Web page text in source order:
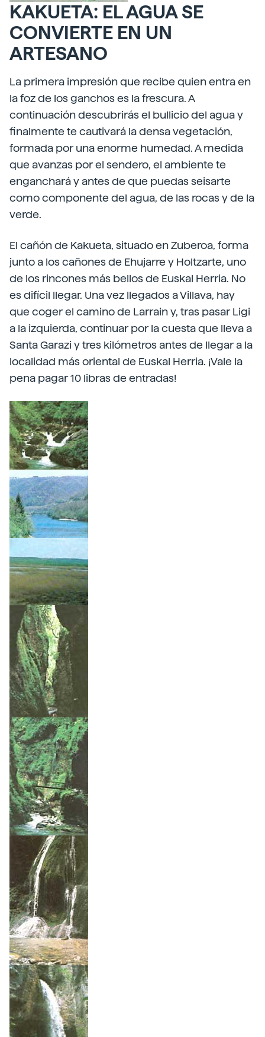
KAKUETA: EL AGUA SE
CONVIERTE EN UN
ARTESANO
La primera impresión que recibe quien entra en
la foz de los ganchos es la frescura. A
continuación descubrirás el bullicio del agua y
finalmente te cautivará la densa vegetación,
formada por una enorme humedad. A medida
que avanzas por el sendero, el ambiente te
enganchará y antes de que puedas seisarte
como componente del agua, de las rocas y de la
verde.
El cañón de Kakueta, situado en Zuberoa, forma
junto a los cañones de Ehujarre y Holtzarte, uno
de los rincones más bellos de Euskal Herria. No
es difícil llegar. Una vez llegados a Villava, hay
que coger el camino de Larrain y, tras pasar Ligi
a la izquierda, continuar por la cuesta que lleva a
Santa Garazi y tres kilómetros antes de llegar a la
localidad más oriental de Euskal Herria. ¡Vale la
pena pagar 10 libras de entradas!